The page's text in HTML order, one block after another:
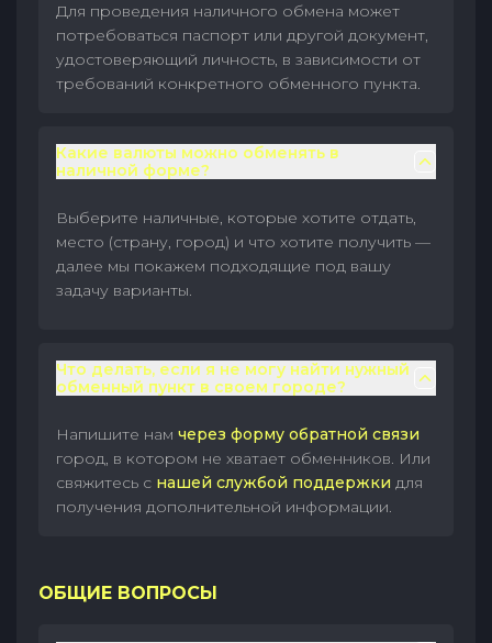
Для проведения наличного обмена может
потребоваться паспорт или другой документ,
удостоверяющий личность, в зависимости от
требований конкретного обменного пункта.
Какие валюты можно обменять в
наличной форме?
Выберите наличные, которые хотите отдать,
место (страну, город) и что хотите получить —
далее мы покажем подходящие под вашу
задачу варианты.
Что делать, если я не могу найти нужный
обменный пункт в своем городе?
Напишите нам через форму обратной связи
город, в котором не хватает обменников. Или
свяжитесь с нашей службой поддержки для
получения дополнительной информации.
ОБЩИЕ ВОПРОСЫ